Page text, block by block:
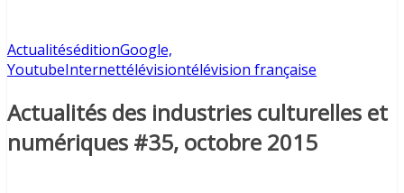
ActualitéséditionGoogle,
YoutubeInternettélévisiontélévision française
Actualités des industries culturelles et
numériques #35, octobre 2015